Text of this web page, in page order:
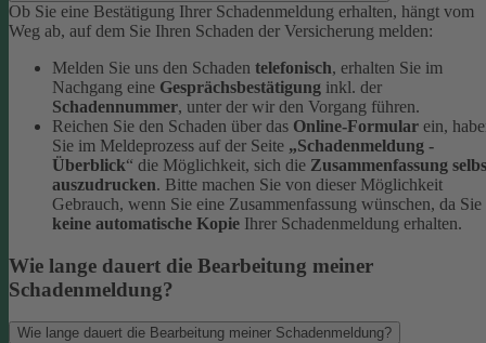
Ob Sie eine Bestätigung Ihrer Schadenmeldung erhalten, hängt vom
Weg ab, auf dem Sie Ihren Schaden der Versicherung melden:
Melden Sie uns den Schaden telefonisch, erhalten Sie im
Nachgang eine Gesprächsbestätigung inkl. der
Schadennummer, unter der wir den Vorgang führen.
Reichen Sie den Schaden über das Online-Formular ein,
Sie im Meldeprozess auf der Seite „Schadenmeldung -
Überblick“ die Möglichkeit, sich die Zusammenfassung
auszudrucken. Bitte machen Sie von dieser Möglichkeit
Gebrauch, wenn Sie eine Zusammenfassung wünschen, da Sie
keine automatische Kopie Ihrer Schadenmeldung erhalten.
Wie lange dauert die Bearbeitung meiner
Schadenmeldung?
Wie lange dauert die Bearbeitung meiner Schadenmeldung?